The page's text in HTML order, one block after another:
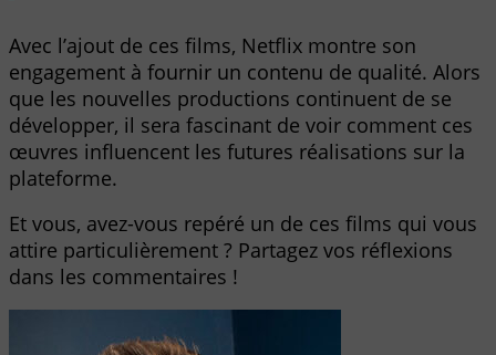
Avec l’ajout de ces films, Netflix montre son
engagement à fournir un contenu de qualité. Alors
que les nouvelles productions continuent de se
développer, il sera fascinant de voir comment ces
œuvres influencent les futures réalisations sur la
plateforme.
Et vous, avez-vous repéré un de ces films qui vous
attire particulièrement ? Partagez vos réflexions
dans les commentaires !